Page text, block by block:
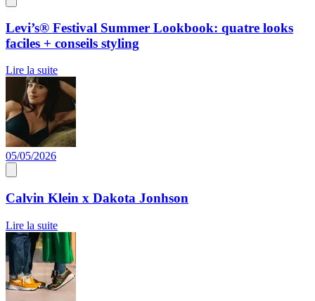
Levi’s® Festival Summer Lookbook: quatre looks
faciles + conseils styling
Lire la suite
05/05/2026
Calvin Klein x Dakota Jonhson
Lire la suite